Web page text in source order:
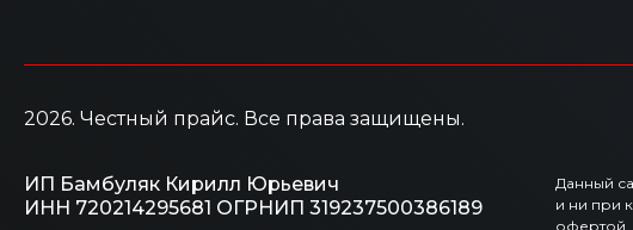
2026. Честный прайс. Все права защищены.
ИП Бамбуляк Кирилл Юрьевич
ИНН 720214295681 ОГРНИП 319237500386189
Данный
и ни при
офертой